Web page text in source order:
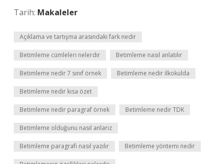
Tarih: Makaleler
Açıklama ve tartışma arasındaki fark nedir
Betimleme cümleleri nelerdir Betimleme nasıl anlatılır
Betimleme nedir 7 sınıf örnek Betimleme nedir ilkokulda
Betimleme nedir kısa özet
Betimleme nedir paragraf örnek Betimleme nedir TDK
Betimleme olduğunu nasıl anlarız
Betimleme paragrafı nasıl yazılır Betimleme yöntemi nedir